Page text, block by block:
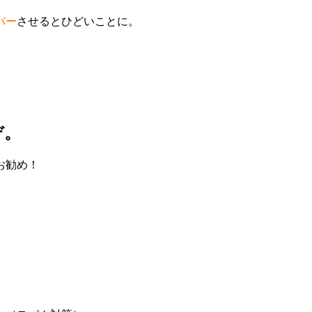
ーさせるとひどいことに。
勧め！